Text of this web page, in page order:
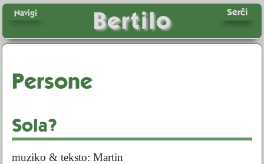
Bertilo Serĉi
Navigi
Persone
Sola?
muziko & teksto: Martin